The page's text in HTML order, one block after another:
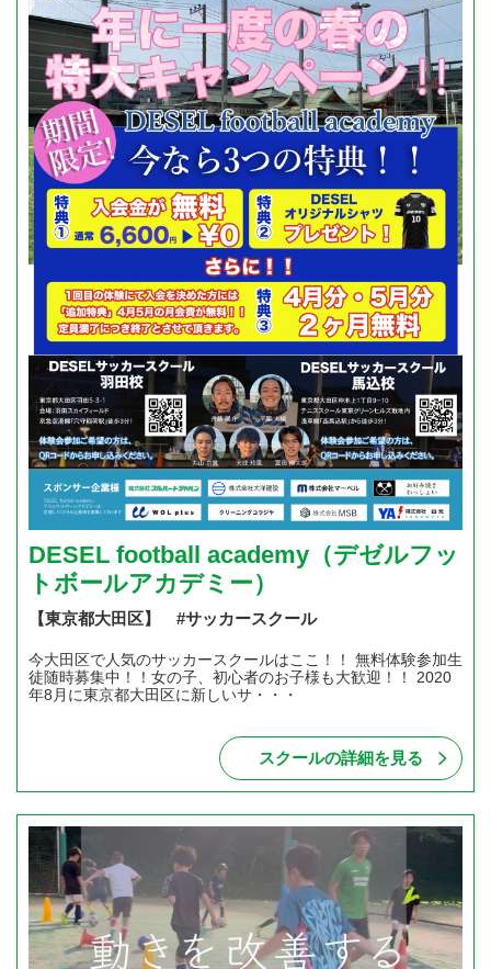
DESEL football academy（デゼルフッ
トボールアカデミー）
【東京都大田区】 #サッカースクール
今大田区で人気のサッカースクールはここ！！ 無料体験参加生
徒随時募集中！！女の子、初心者のお子様も大歓迎！！ 2020
年8月に東京都大田区に新しいサ・・・
スクールの詳細を見る